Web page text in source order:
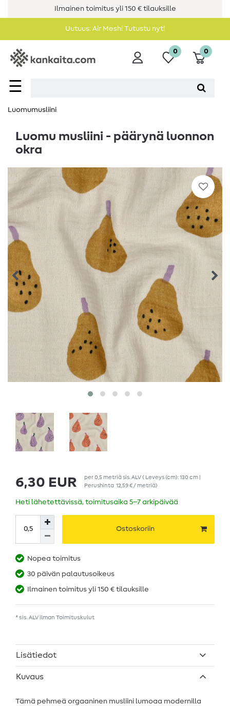
Ilmainen toimitus yli 150 € tilauksille
Uutuus: Air Mesh! Tutustu nyt!
☰
0 0
Luomumusliini
Luomu musliini - päärynä luonnon
okra
6,30 EUR per0,5 metriäsis. ALV( Leveys (cm): 130 cm |
Perushinta 12,59 € / metriä)
Heti lähetettävissä, toimitusaika 5–7 arkipäivää
Ostoskoriin
Nopea toimitus
30 päivän palautusoikeus
Ilmainen toimitus yli 150 € tilauksille
* sis. ALV ilman Toimituskulut
Lisätiedot
Kuvaus
Tämä pehmeä orgaaninen musliini lumoaa modernilla